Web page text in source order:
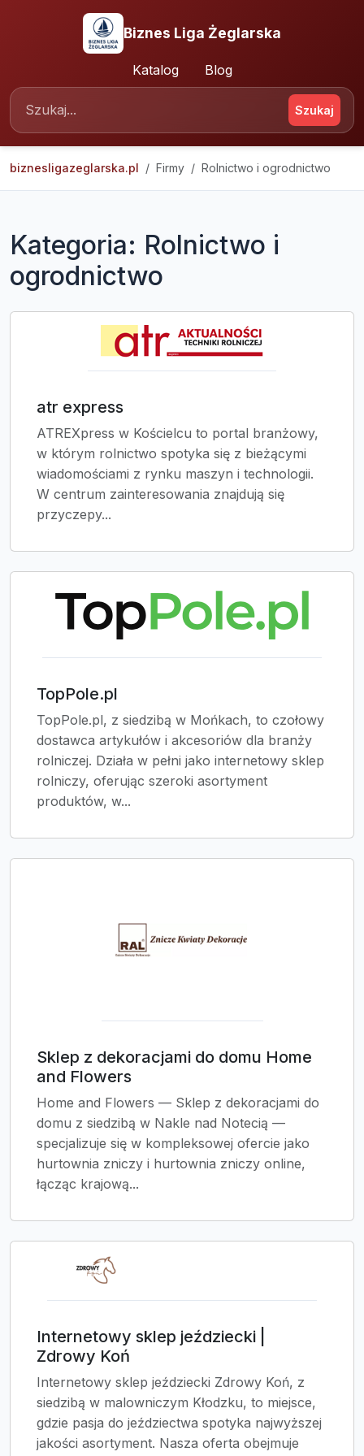
Biznes Liga Żeglarska
Katalog Blog
Szukaj
biznesligazeglarska.pl Firmy Rolnictwo i ogrodnictwo
Kategoria: Rolnictwo i
ogrodnictwo
atr express
ATREXpress w Kościelcu to portal branżowy,
w którym rolnictwo spotyka się z bieżącymi
wiadomościami z rynku maszyn i technologii.
W centrum zainteresowania znajdują się
przyczepy...
TopPole.pl
TopPole.pl, z siedzibą w Mońkach, to czołowy
dostawca artykułów i akcesoriów dla branży
rolniczej. Działa w pełni jako internetowy sklep
rolniczy, oferując szeroki asortyment
produktów, w...
Sklep z dekoracjami do domu Home
and Flowers
Home and Flowers — Sklep z dekoracjami do
domu z siedzibą w Nakle nad Notecią —
specjalizuje się w kompleksowej ofercie jako
hurtownia zniczy i hurtownia zniczy online,
łącząc krajową...
Internetowy sklep jeździecki |
Zdrowy Koń
Internetowy sklep jeździecki Zdrowy Koń, z
siedzibą w malowniczym Kłodzku, to miejsce,
gdzie pasja do jeździectwa spotyka najwyższej
jakości asortyment. Nasza oferta obejmuje